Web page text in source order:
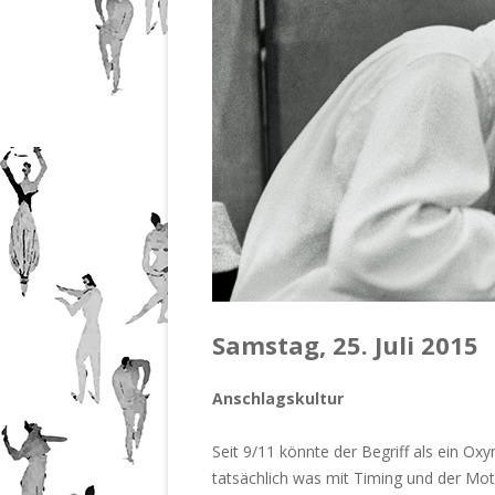
Nr.
Samstag, 25. Juli 2015
Anschlagskultur
Seit 9/11 könnte der Begriff als ein
tatsächlich was mit Timing und der